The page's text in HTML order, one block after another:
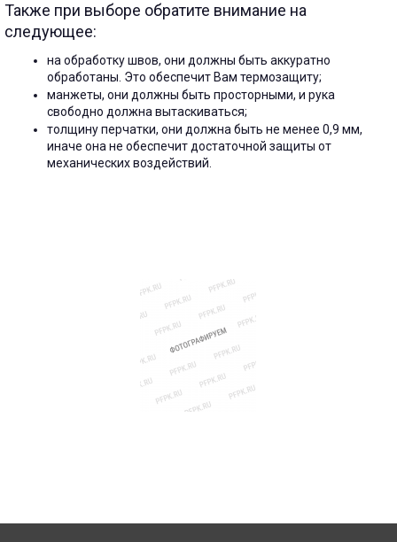
Также при выборе обратите внимание на
следующее:
на обработку швов, они должны быть аккуратно
обработаны. Это обеспечит Вам термозащиту;
манжеты, они должны быть просторными, и рука
свободно должна вытаскиваться;
толщину перчатки, они должна быть не менее 0,9 мм,
иначе она не обеспечит достаточной защиты от
механических воздействий.